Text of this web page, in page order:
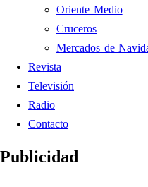
Oriente Medio
Cruceros
Mercados de
Revista
Televisión
Radio
Contacto
Publicidad